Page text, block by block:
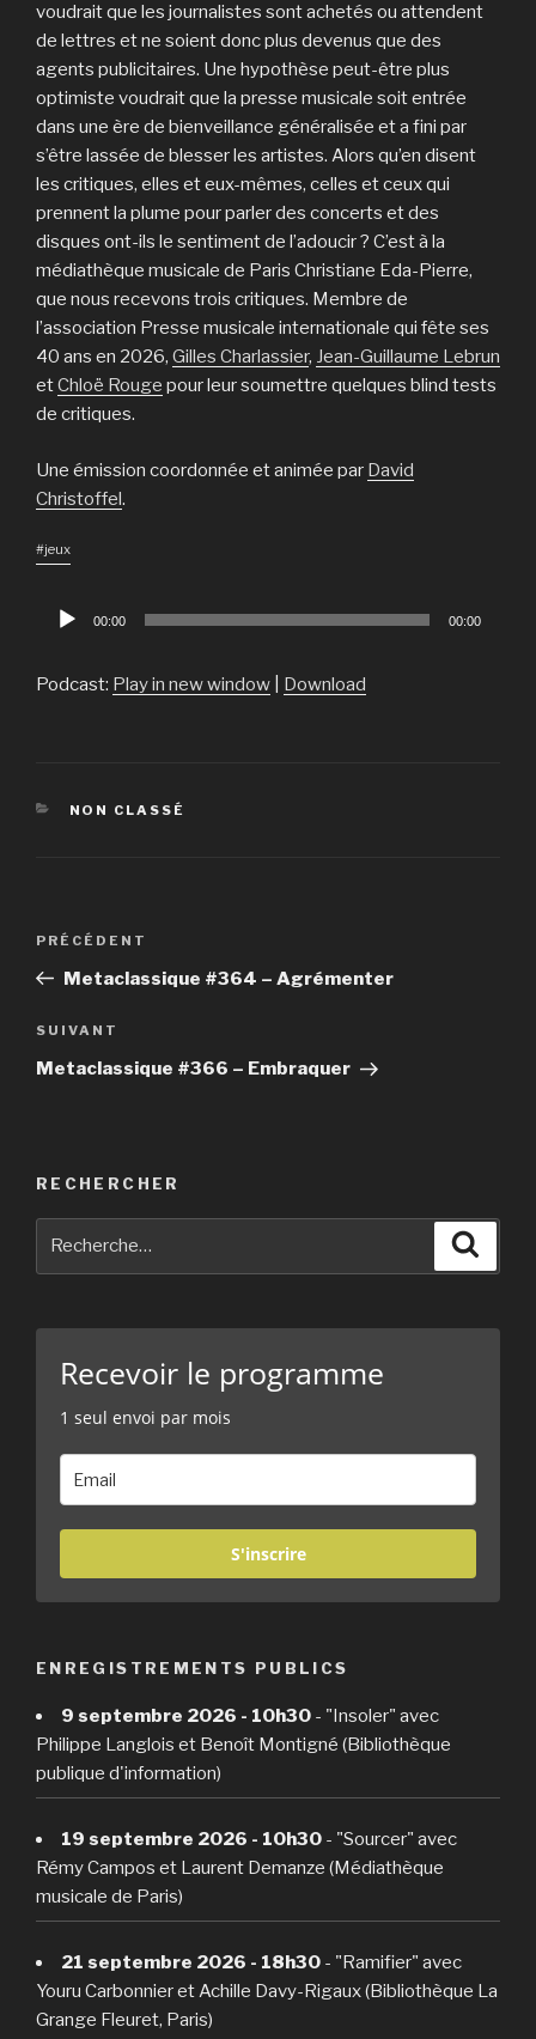
voudrait que les journalistes sont achetés ou attendent
de lettres et ne soient donc plus devenus que des
agents publicitaires. Une hypothèse peut-être plus
optimiste voudrait que la presse musicale soit entrée
dans une ère de bienveillance généralisée et a fini par
s’être lassée de blesser les artistes. Alors qu’en disent
les critiques, elles et eux-mêmes, celles et ceux qui
prennent la plume pour parler des concerts et des
disques ont-ils le sentiment de l’adoucir ? C’est à la
médiathèque musicale de Paris Christiane Eda-Pierre,
que nous recevons trois critiques. Membre de
l’association Presse musicale internationale qui fête ses
40 ans en 2026, Gilles Charlassier, Jean-Guillaume Lebrun
etChloë Rouge pour leur soumettre quelques blind tests
de critiques.
Une émission coordonnée et animée par David
Christoffel.
#jeux
Lecteur
00:00 00:00
Podcast: Play in new window Download
CATÉGORIES
NON CLASSÉ
Navigation
Article
précédent
PRÉCÉDENT
Metaclassique #364 – Agrémenter
Article
suivant
SUIVANT
Metaclassique #366 – Embraquer
RECHERCHER
Recevoir le programme
1 seul envoi par mois
S'inscrire
ENREGISTREMENTS PUBLICS
9 septembre 2026 - 10h30 - "Insoler" avec
Philippe Langlois et Benoît Montigné (Bibliothèque
publique d'information)
19 septembre 2026 - 10h30 - "Sourcer" avec
Rémy Campos et Laurent Demanze (Médiathèque
musicale de Paris)
21 septembre 2026 - 18h30 - "Ramifier" avec
Youru Carbonnier et Achille Davy-Rigaux (Bibliothèque La
Grange Fleuret, Paris)